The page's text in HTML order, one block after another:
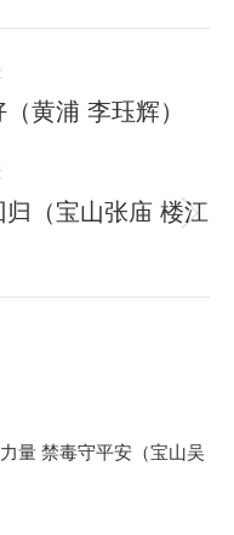
黄浦 李珏辉）
归（宝山张庙 楼江
量 禁毒守平安（宝山吴